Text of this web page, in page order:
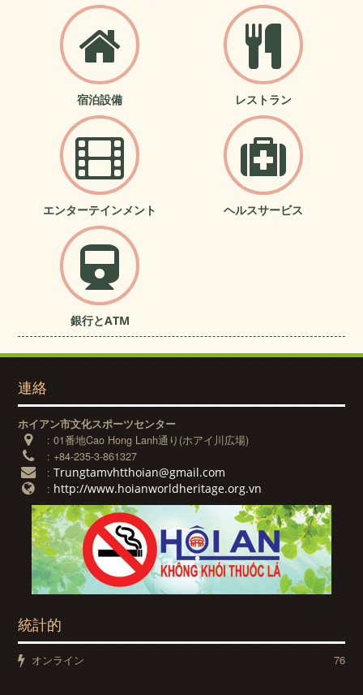
宿泊設備 レストラン
エンターテインメント ヘルスサービス
銀行とATM
連絡
ホイアン市文化スポーツセンター
:01番地Cao Hong Lanh通り(ホアイ川広場)
:+84-235-3-861327
:Trungtamvhtthoian@gmail.com
: http://www.hoianworldheritage.org.vn
統計的
オンライン 76